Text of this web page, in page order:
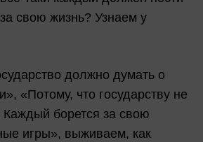
за свою жизнь? Узнаем у
должно думать о
«Потому, что государству не
борется за свою
игры», выживаем, как